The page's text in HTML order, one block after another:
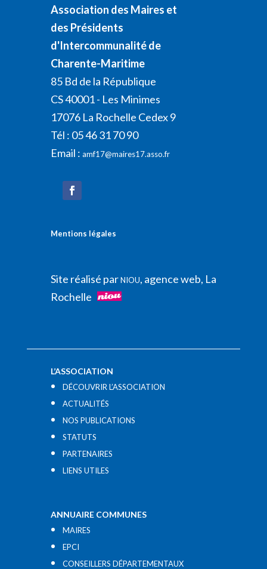
Association des Maires et
des Présidents
d'Intercommunalité de
Charente-Maritime
85 Bd de la République
CS 40001 - Les Minimes
17076 La Rochelle Cedex 9
Tél : 05 46 31 70 90
Email : amf17@maires17.asso.fr
Mentions légales
Site réalisé parNIOU, agence web, La
Rochelle
L’ASSOCIATION
DÉCOUVRIR L’ASSOCIATION
ACTUALITÉS
NOS PUBLICATIONS
STATUTS
PARTENAIRES
LIENS UTILES​
ANNUAIRE COMMUNES
MAIRES
EPCI
CONSEILLERS DÉPARTEMENTAUX